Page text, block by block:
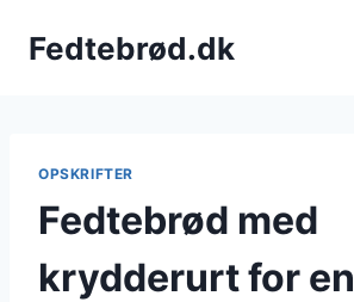
Fedtebrød.dk
OPSKRIFTER
Fedtebrød med
krydderurt for en